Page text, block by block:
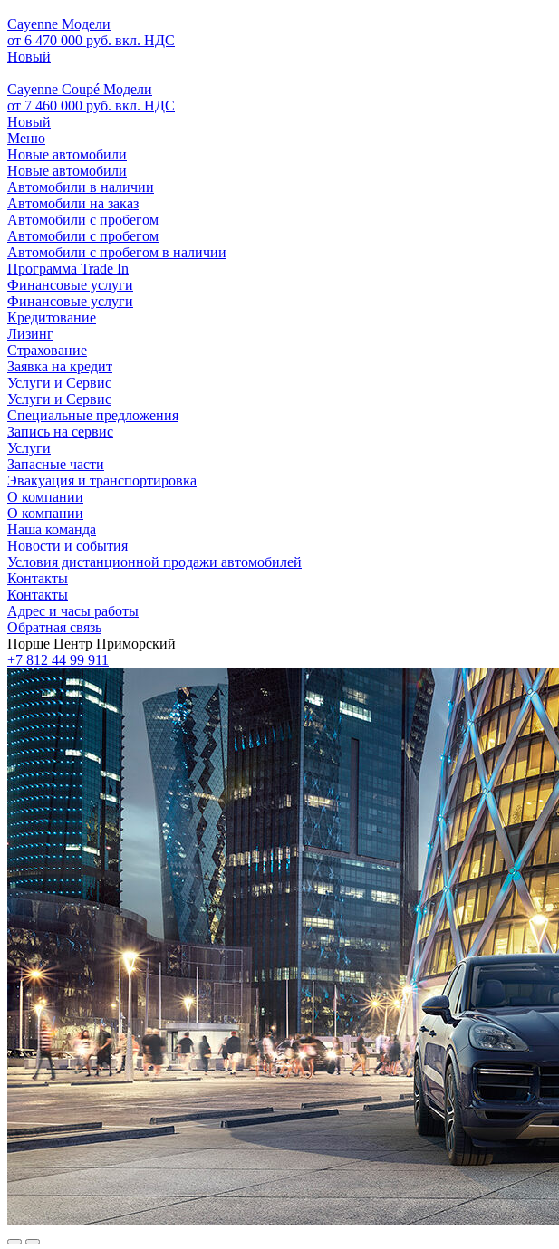
Cayenne Модели
от 6 470 000 руб. вкл. НДС
Новый
Cayenne Coupé Модели
от 7 460 000 руб. вкл. НДС
Новый
Меню
Новые автомобили
Новые автомобили
Автомобили в наличии
Автомобили на заказ
Автомобили с пробегом
Автомобили с пробегом
Автомобили с пробегом в наличии
Программа Trade In
Финансовые услуги
Финансовые услуги
Кредитование
Лизинг
Страхование
Заявка на кредит
Услуги и Сервис
Услуги и Сервис
Специальные предложения
Запись на сервис
Услуги
Запасные части
Эвакуация и транспортировка
О компании
О компании
Наша команда
Новости и события
Условия дистанционной продажи автомобилей
Контакты
Контакты
Адрес и часы работы
Обратная связь
Порше Центр Приморский
+7 812 44 99 911